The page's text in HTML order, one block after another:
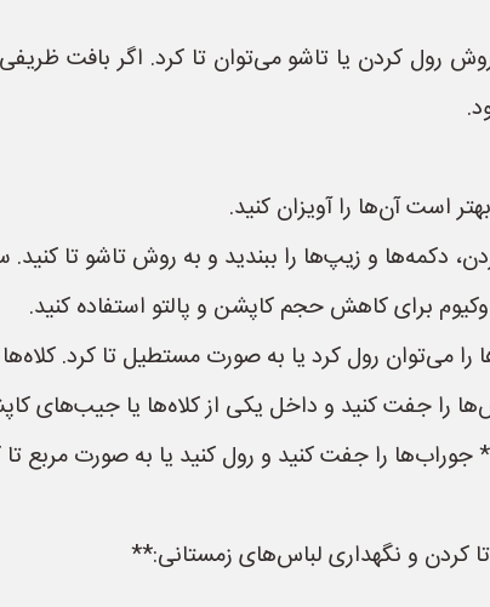
رول کردن یا تاشو می‌توان تا کرد. اگر بافت ظریفی
است آن‌ها را آویزان کنید.
دکمه‌ها و زیپ‌ها را ببندید و به روش تاشو تا
برای کاهش حجم کاپشن و پالتو استفاده کنید.
می‌توان رول کرد یا به صورت مستطیل تا کرد.
جفت کنید و داخل یکی از کلاه‌ها یا جیب‌های
را جفت کنید و رول کنید یا به صورت مربع تا